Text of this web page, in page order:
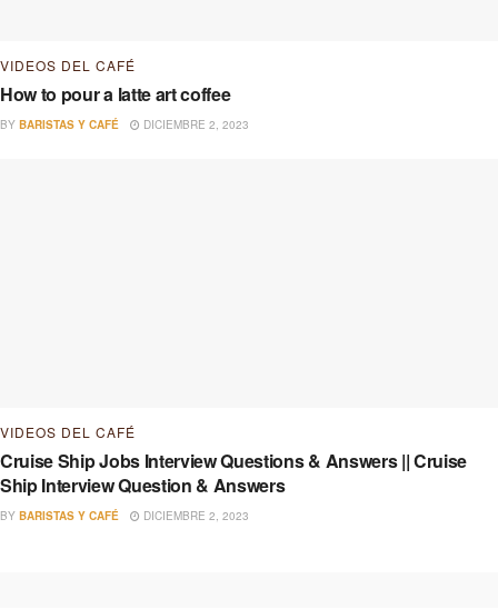
VIDEOS DEL CAFÉ
How to pour a latte art coffee
BY BARISTAS Y CAFÉ DICIEMBRE 2, 2023
VIDEOS DEL CAFÉ
Cruise Ship Jobs Interview Questions & Answers || Cruise
Ship Interview Question & Answers
BY BARISTAS Y CAFÉ DICIEMBRE 2, 2023